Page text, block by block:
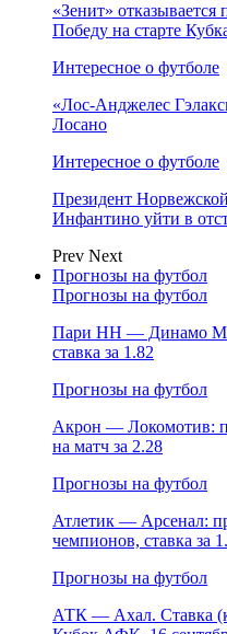
«Зенит» отказывается
Победу на старте
Интересное о футболе
«Лос‑Анджелес
Лосано
Интересное о футболе
Президент
Инфантино уйти в
Prev Next
Прогнозы на футбол
Прогнозы на футбол
Пари НН — Динамо Мх:
ставка за 1.82
Прогнозы на футбол
Акрон — Локомотив:
на матч за 2.28
Прогнозы на футбол
Атлетик — Арсенал:
чемпионов, ставка за
Прогнозы на футбол
АТК — Ахал. Ставка